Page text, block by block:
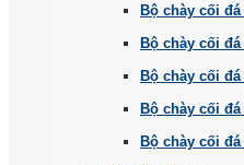
Bộ chày cối
Bộ chày cối
Bộ chày cối
Bộ chày cối
Bộ chày cối